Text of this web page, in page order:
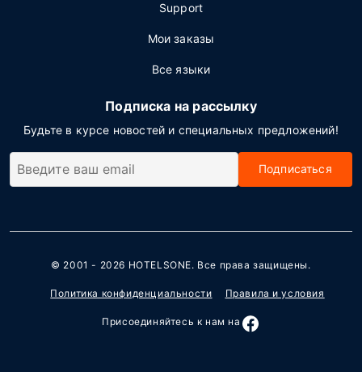
Support
Мои заказы
Все языки
Подписка на рассылку
Будьте в курсе новостей и специальных предложений!
Подписаться
© 2001 - 2026 HOTELSONE. Все права защищены.
Политика конфиденциальности Правила и условия
Присоединяйтесь к нам на